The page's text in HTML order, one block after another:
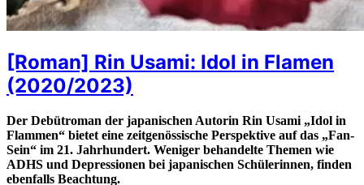
[Roman] Rin Usami: Idol in Flamen
(2020/2023)
Der Debütroman der japanischen Autorin Rin Usami „Idol in
Flammen“ bietet eine zeitgenössische Perspektive auf das „Fan-
Sein“ im 21. Jahrhundert. Weniger behandelte Themen wie
ADHS und Depressionen bei japanischen Schülerinnen, finden
ebenfalls Beachtung.